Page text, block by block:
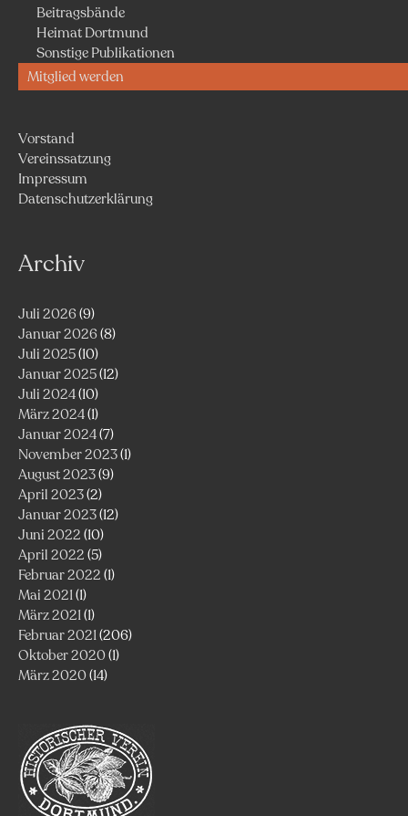
Beitragsbände
Heimat Dortmund
Sonstige Publikationen
Mitglied werden
Vorstand
Vereinssatzung
Impressum
Datenschutzerklärung
Archiv
Juli 2026(9)
Januar 2026(8)
Juli 2025(10)
Januar 2025(12)
Juli 2024(10)
März 2024(1)
Januar 2024(7)
November 2023(1)
August 2023(9)
April 2023(2)
Januar 2023(12)
Juni 2022 (10)
April 2022 (5)
Februar 2022 (1)
Mai 2021(1)
März 2021(1)
Februar 2021(206)
Oktober 2020(1)
März 2020(14)